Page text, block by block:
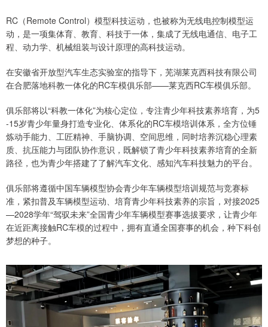
RC（Remote Control）模型科技运动，也被称为无线电控制模型运
动，是一项集体育、教育、科技于一体，集成了无线电通信、电子工
程、动力学、机械组装与设计原理的高科技运动。
在安徽省开放型汽车生态实验室的指导下，芜湖莱克西科技有限公司
在合肥落地科教一体化的RC车模俱乐部——莱克西RC车模俱乐部。
俱乐部将以“科教一体化”为核心定位，专注青少年科技素养培育，为5
-15岁青少年量身打造专业化、体系化的RC车模培训体系，全方位锤
炼动手能力、工匠精神、手脑协调、空间思维，同时培养沉稳心理素
质、抗压能力与团队协作意识，既解锁了青少年科技素养培育的全新
路径，也为青少年搭建了了解汽车文化、感知汽车科技魅力的平台。
俱乐部将遵循中国车辆模型协会青少年车辆模型培训规范与竞赛标
准，紧扣普及车辆模型运动、培育青少年科技素养的宗旨，对接2025
—2028学年“驾驭未来”全国青少年车辆模型赛事选拔要求，让青少年
在近距离接触RC车模的过程中，拥有直通全国赛事的机会，种下科创
梦想的种子。